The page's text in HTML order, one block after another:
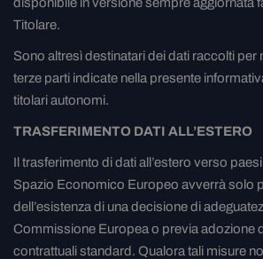
Titolare.
Sono altresì destinatari dei dati raccolti per
terze parti indicate nella presente
titolari autonomi.
TRASFERIMENTO DATI ALL’ESTERO
Il trasferimento di dati all’estero verso
Spazio Economico Europeo avverrà solo
dell’esistenza di una decisione di
Commissione Europea o previa adozione
contrattuali standard. Qualora tali misure